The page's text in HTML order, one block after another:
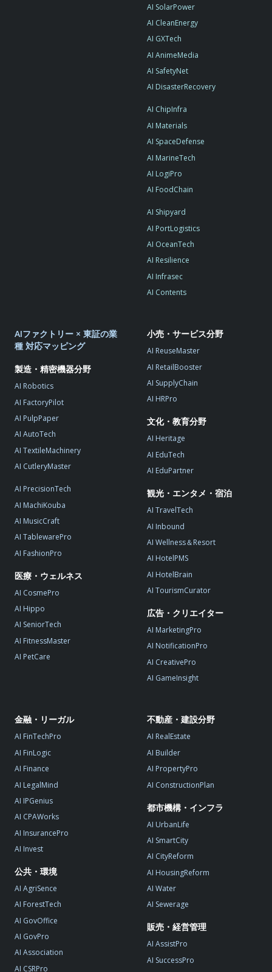
AI SolarPower
AI CleanEnergy
AI GXTech
AI AnimeMedia
AI SafetyNet
AI DisasterRecovery
AI ChipInfra
AI Materials
AI SpaceDefense
AI MarineTech
AI LogiPro
AI FoodChain
AI Shipyard
AI PortLogistics
AI OceanTech
AI Resilience
AI Infrasec
AI Contents
AIファクトリー × 東証の業
種 対応マッピング
製造・精密機器分野
AI Robotics
AI FactoryPilot
AI PulpPaper
AI AutoTech
AI TextileMachinery
AI CutleryMaster
AI PrecisionTech
AI MachiKouba
AI MusicCraft
AI TablewarePro
AI FashionPro
医療・ウェルネス
AI CosmePro
AI Hippo
AI SeniorTech
AI FitnessMaster
AI PetCare
小売・サービス分野
AI ReuseMaster
AI RetailBooster
AI SupplyChain
AI HRPro
文化・教育分野
AI Heritage
AI EduTech
AI EduPartner
観光・エンタメ・宿泊
AI TravelTech
AI Inbound
AI Wellness＆Resort
AI HotelPMS
AI HotelBrain
AI TourismCurator
広告・クリエイター
AI MarketingPro
AI NotificationPro
AI CreativePro
AI GameInsight
金融・リーガル
AI FinTechPro
AI FinLogic
AI Finance
AI LegalMind
AI IPGenius
AI CPAWorks
AI InsurancePro
AI Invest
公共・環境
AI AgriSence
AI ForestTech
AI GovOffice
AI GovPro
AI Association
AI CSRPro
不動産・建設分野
AI RealEstate
AI Builder
AI PropertyPro
AI ConstructionPlan
都市機構・インフラ
AI UrbanLife
AI SmartCity
AI CityReform
AI HousingReform
AI Water
AI Sewerage
販売・経営管理
AI AssistPro
AI SuccessPro